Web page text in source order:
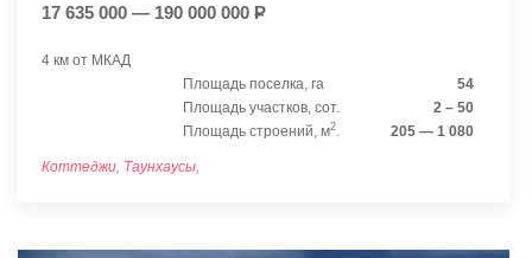
17 635 000 — 190 000 000 Р
4 км от МКАД
Площадь поселка, га
54
Площадь участков, сот.
2 – 50
Площадь строений, м2. 205 — 1 080
Коттеджи, Таунхаусы,